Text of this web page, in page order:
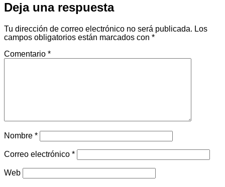
Deja una respuesta
Tu dirección de correo electrónico no será publicada. Los
campos obligatorios están marcados con *
Comentario *
Nombre *
Correo electrónico *
Web